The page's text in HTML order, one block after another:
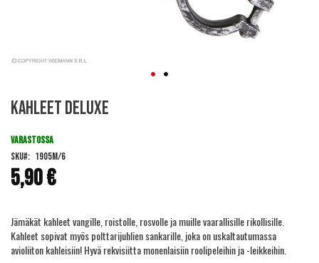
to
beginning
the
images
gallery
Kahleet deluxe
5,90 €
VARASTOSSA
SKU
1905M/6
Jämäkät kahleet vangille, roistolle, rosvolle ja muille vaarallisille rikollisille.
Kahleet sopivat myös polttarijuhlien sankarille, joka on uskaltautumassa
avioliiton kahleisiin! Hyvä rekvisiitta monenlaisiin roolipeleihin ja -leikkeihin.